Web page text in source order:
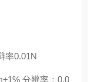
率0.01N
分辨率：0.0